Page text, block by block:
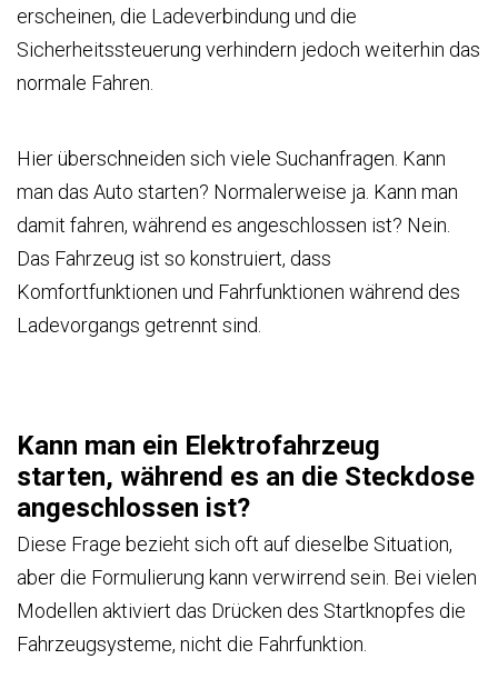
erscheinen, die Ladeverbindung und die
Sicherheitssteuerung verhindern jedoch weiterhin das
normale Fahren.
Hier überschneiden sich viele Suchanfragen. Kann
man das Auto starten? Normalerweise ja. Kann man
damit fahren, während es angeschlossen ist? Nein.
Das Fahrzeug ist so konstruiert, dass
Komfortfunktionen und Fahrfunktionen während des
Ladevorgangs getrennt sind.
Kann man ein Elektrofahrzeug
starten, während es an die Steckdose
angeschlossen ist?
Diese Frage bezieht sich oft auf dieselbe Situation,
aber die Formulierung kann verwirrend sein. Bei vielen
Modellen aktiviert das Drücken des Startknopfes die
Fahrzeugsysteme, nicht die Fahrfunktion.